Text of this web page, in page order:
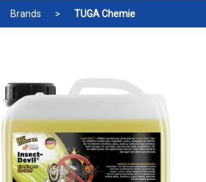
Brands > TUGA Chemie